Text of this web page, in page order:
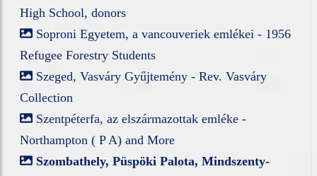
High School, donors
Soproni Egyetem, a vancouveriek emlékei - 1956
Refugee Forestry Students
Szeged, Vasváry Gyűjtemény - Rev. Vasváry
Collection
Szentpéterfa, az elszármazottak emléke -
Northampton ( P A) and More
Szombathely, Püspöki Palota, Mindszenty-